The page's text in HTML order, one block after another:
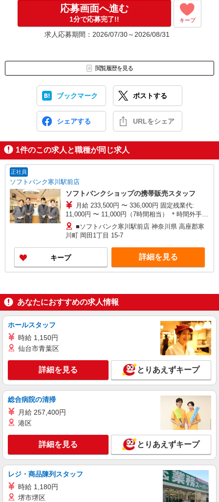
応募画面へ進む
1分で応募完了!! キープ
求人応募期間：2026/07/30～2026/08/31
閲覧履歴を見る
ブックマーク ポストする
シェアする URLをシェア
1件のこの求人と職種が同じ求人
正社員
ソフトバンク寒川駅前店
ソフトバンクショップの携帯販売スタッフ
月給 233,500円 〜 336,000円 固定残業代:
11,000円 〜 11,000円（7時間相当） ＊時間外手当
は時間外労働の有無にかかわらず、固定残業代と
して支給し、相当時間を超える時間外労働分は法
定どおり追加で支給します。 試用期間あり 3ヶ月
※経験・能力による 【試用期間】月給 221000 円
〜 336000 円
■ソフトバンク寒川駅前店 神奈川県 高座郡寒
川町 岡田1丁目 15‐7
キープ 詳細を見る
あなたにおすすめの求人情報
ホールスタッフ
時給 1,150円
仙台市青葉区
詳細を見る とりあえずキープ
総合病院の清掃
月給 257,400円
港区
詳細を見る とりあえずキープ
レジ・商品陳列スタッフ
時給 1,180円
堺市堺区